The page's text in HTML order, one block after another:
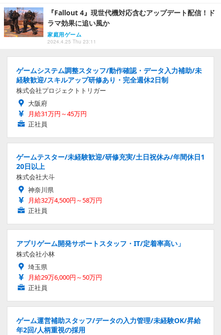
『Fallout 4』現世代機対応含むアップデート配信！ド
ラマ効果に追い風か
家庭用ゲーム
2024.4.25 Thu 23:11
ゲームシステム調整スタッフ/動作確認・データ入力補助/未
経験歓迎/スキルアップ研修あり・完全週休2日制
株式会社プロジェクトトリガー
大阪府
月給31万円～45万円
正社員
ゲームテスター/未経験歓迎/研修充実/土日祝休み/年間休日1
20日以上
株式会社大斗
神奈川県
月給32万4,500円～58万円
正社員
アプリゲーム開発サポートスタッフ・IT/定着率高い」
株式会社小林
埼玉県
月給29万6,000円～50万円
正社員
ゲーム運営補助スタッフ/データの入力管理/未経験OK/昇給
年2回/人柄重視の採用